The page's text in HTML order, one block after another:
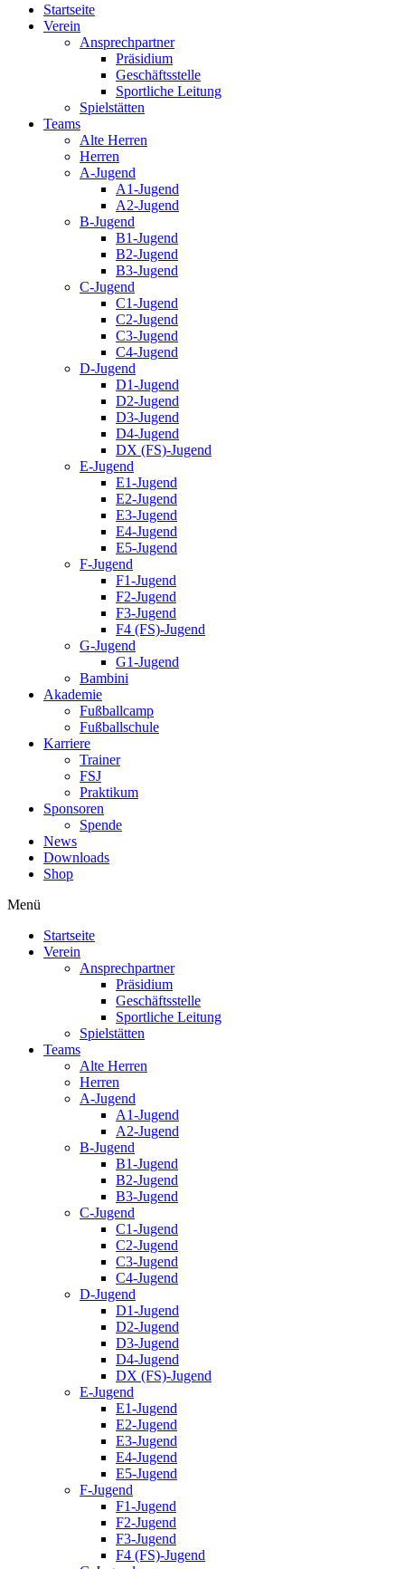
Startseite
Verein
Ansprechpartner
Präsidium
Geschäftsstelle
Sportliche Leitung
Spielstätten
Teams
Alte Herren
Herren
A-Jugend
A1-Jugend
A2-Jugend
B-Jugend
B1-Jugend
B2-Jugend
B3-Jugend
C-Jugend
C1-Jugend
C2-Jugend
C3-Jugend
C4-Jugend
D-Jugend
D1-Jugend
D2-Jugend
D3-Jugend
D4-Jugend
DX (FS)-Jugend
E-Jugend
E1-Jugend
E2-Jugend
E3-Jugend
E4-Jugend
E5-Jugend
F-Jugend
F1-Jugend
F2-Jugend
F3-Jugend
F4 (FS)-Jugend
G-Jugend
G1-Jugend
Bambini
Akademie
Fußballcamp
Fußballschule
Karriere
Trainer
FSJ
Praktikum
Sponsoren
Spende
News
Downloads
Shop
Menü
Startseite
Verein
Ansprechpartner
Präsidium
Geschäftsstelle
Sportliche Leitung
Spielstätten
Teams
Alte Herren
Herren
A-Jugend
A1-Jugend
A2-Jugend
B-Jugend
B1-Jugend
B2-Jugend
B3-Jugend
C-Jugend
C1-Jugend
C2-Jugend
C3-Jugend
C4-Jugend
D-Jugend
D1-Jugend
D2-Jugend
D3-Jugend
D4-Jugend
DX (FS)-Jugend
E-Jugend
E1-Jugend
E2-Jugend
E3-Jugend
E4-Jugend
E5-Jugend
F-Jugend
F1-Jugend
F2-Jugend
F3-Jugend
F4 (FS)-Jugend